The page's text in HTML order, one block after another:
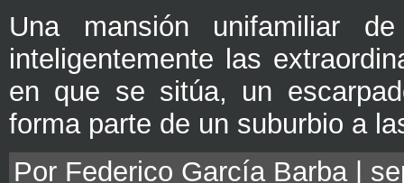
Una mansión unifamiliar
inteligentemente las
en que se sitúa, un
forma parte de un suburbio a
Por Federico García Barba |